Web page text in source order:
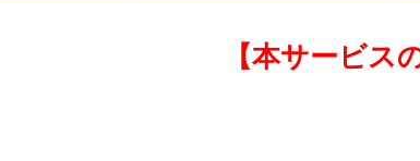
【本サービス